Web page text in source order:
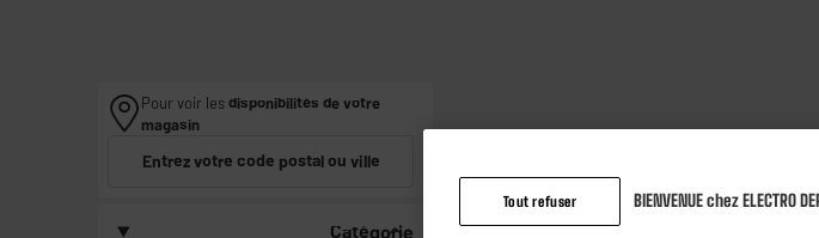
Pour voir lesdisponibilités de votre
magasin
Entrez votre code postal ou ville
Catégorie
Tout refuser BIENVENUE chez ELECTRO